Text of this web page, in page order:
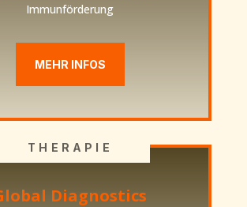
Immunförderung
MEHR INFOS
THERAPIE
Diagnostics